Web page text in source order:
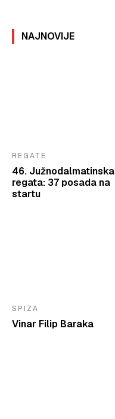
NAJNOVIJE
REGATE
46. Južnodalmatinska
regata: 37 posada na
startu
SPIZA
Vinar Filip Baraka